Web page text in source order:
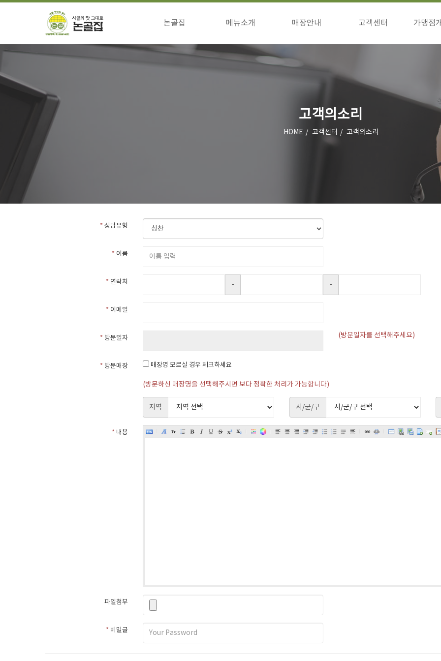
논골집 메뉴소개 매장안내 고객센터
고객의소리
가맹점
고객의소리
HOME 고객센터 고객의소리
* 상담유형
* 이름
* 연락처 - -
* 이메일
* 방문일자 (방문일자를 선택해주세요)
* 방문매장 매장명 모르실 경우 체크하세요
(방문하신 매장명을 선택해주시면 보다 정확한 처리가 가능합니다)
지역 시/군/구
* 내용
파일첨부
* 비밀글